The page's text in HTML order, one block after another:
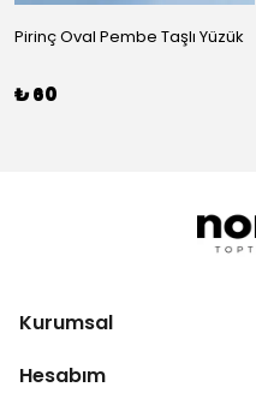
Pirinç Oval Pembe Taşlı Yüzük
₺ 60
Kurumsal
Hesabım